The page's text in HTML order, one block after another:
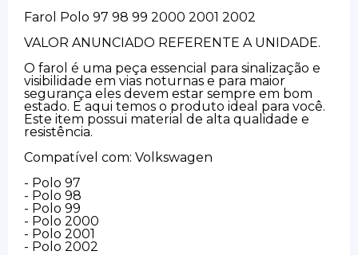
Farol Polo 97 98 99 2000 2001 2002
VALOR ANUNCIADO REFERENTE A UNIDADE.
O farol é uma peça essencial para sinalização e
visibilidade em vias noturnas e para maior
segurança eles devem estar sempre em bom
estado. E aqui temos o produto ideal para você.
Este item possui material de alta qualidade e
resistência.
Compatível com: Volkswagen
- Polo 97
- Polo 98
- Polo 99
- Polo 2000
- Polo 2001
- Polo 2002